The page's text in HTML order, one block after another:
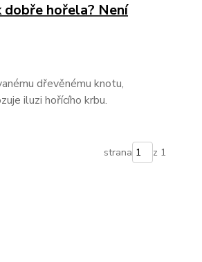
dobře hořela? Není
dřevěnému knotu,
iluzi hořícího krbu.
strana z 1